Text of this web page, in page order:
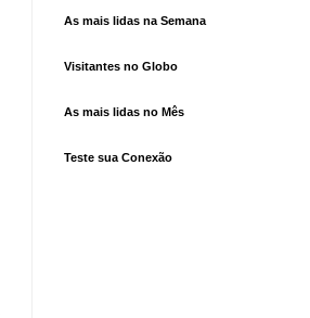
As mais lidas na Semana
Visitantes no Globo
As mais lidas no Mês
Teste sua Conexão